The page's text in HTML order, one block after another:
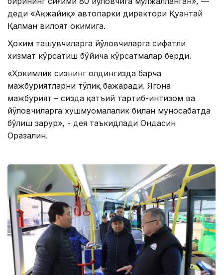
деди «Ақжайиқ» автопарки директори Қуантай
Қалман вилоят ҳокимига.
Ҳоким ташувчиларга йўловчиларга сифатли
хизмат кўрсатиш бўйича кўрсатмалар берди.
«Ҳокимлик сизнинг олдингизда барча
мажбуриятларни тўлиқ бажаради. Ягона
мажбурият – сизда қатъий тартиб-интизом ва
йўловчиларга хушмуомалалик билан муносабатда
бўлиш зарур», - дея таъкидлади Ондасин
Оразалин.